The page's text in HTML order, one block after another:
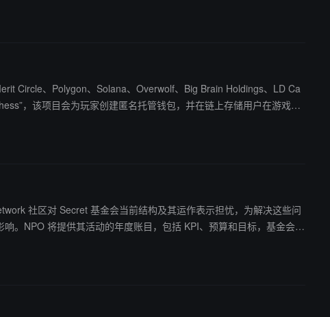
Circle、Polygon、Solana、Overwolf、Big Brain Holdings、LD Ca
社区对 Secret 基金会当前结构及其运作表示担忧，为解决这些问